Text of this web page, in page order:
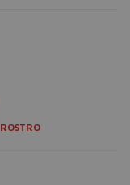
ROSTRO